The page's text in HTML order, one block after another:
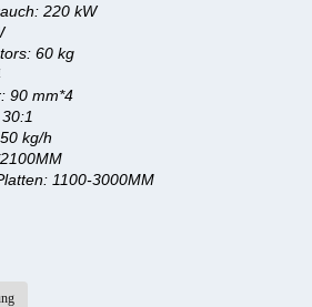
220 kW
60 kg
90 mm*4
kg/h
1100-3000MM